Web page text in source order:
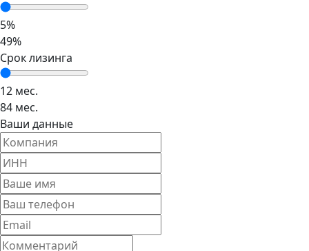
5%
49%
Срок лизинга
12 мес.
84 мес.
Ваши данные